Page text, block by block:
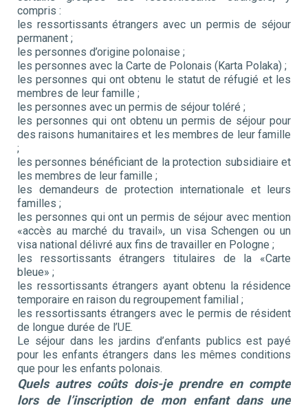
compris :
les ressortissants étrangers avec un permis de séjour
permanent ;
les personnes d’origine polonaise ;
les personnes avec la Carte de Polonais (Karta Polaka) ;
les personnes qui ont obtenu le statut de réfugié et les
membres de leur famille ;
les personnes avec un permis de séjour toléré ;
les personnes qui ont obtenu un permis de séjour pour
des raisons humanitaires et les membres de leur famille
;
les personnes bénéficiant de la protection subsidiaire et
les membres de leur famille ;
les demandeurs de protection internationale et leurs
familles ;
les personnes qui ont un permis de séjour avec mention
«accès au marché du travail», un visa Schengen ou un
visa national délivré aux fins de travailler en Pologne ;
les ressortissants étrangers titulaires de la «Carte
bleue» ;
les ressortissants étrangers ayant obtenu la résidence
temporaire en raison du regroupement familial ;
les ressortissants étrangers avec le permis de résident
de longue durée de l’UE.
Le séjour dans les jardins d’enfants publics est payé
pour les enfants étrangers dans les mêmes conditions
que pour les enfants polonais.
Quels autres coûts dois-je prendre en compte
lors de l’inscription de mon enfant dans une